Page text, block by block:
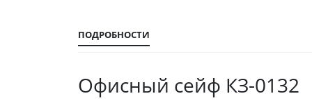
ПОДРОБНОСТИ
Офисный сейф КЗ-0132